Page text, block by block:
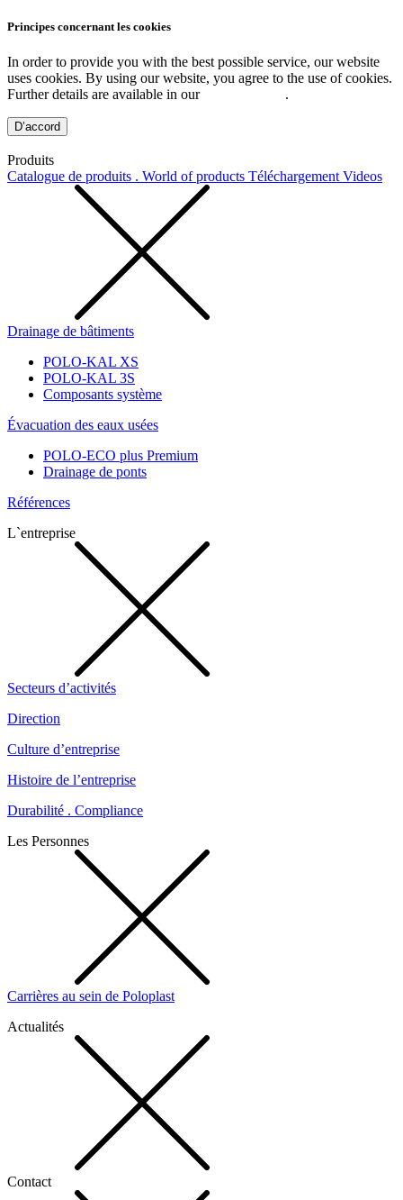
Principes concernant les cookies
In order to provide you with the best possible service, our website
uses cookies. By using our website, you agree to the use of cookies.
Further details are available in our
.
D’accord
Produits
Catalogue de produits . World of products Téléchargement Videos
Drainage de bâtiments
POLO-KAL XS
POLO-KAL 3S
Composants système
Évacuation des eaux usées
POLO-ECO plus Premium
Drainage de ponts
Références
L`entreprise
Secteurs d’activités
Direction
Culture d’entreprise
Histoire de l’entreprise
Durabilité . Compliance
Les Personnes
Carrières au sein de Poloplast
Actualités
Contact